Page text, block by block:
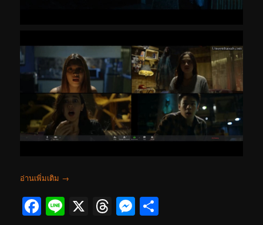
อ่านเพิ่มเติม →
Facebook
Line
X Threads
Messenger